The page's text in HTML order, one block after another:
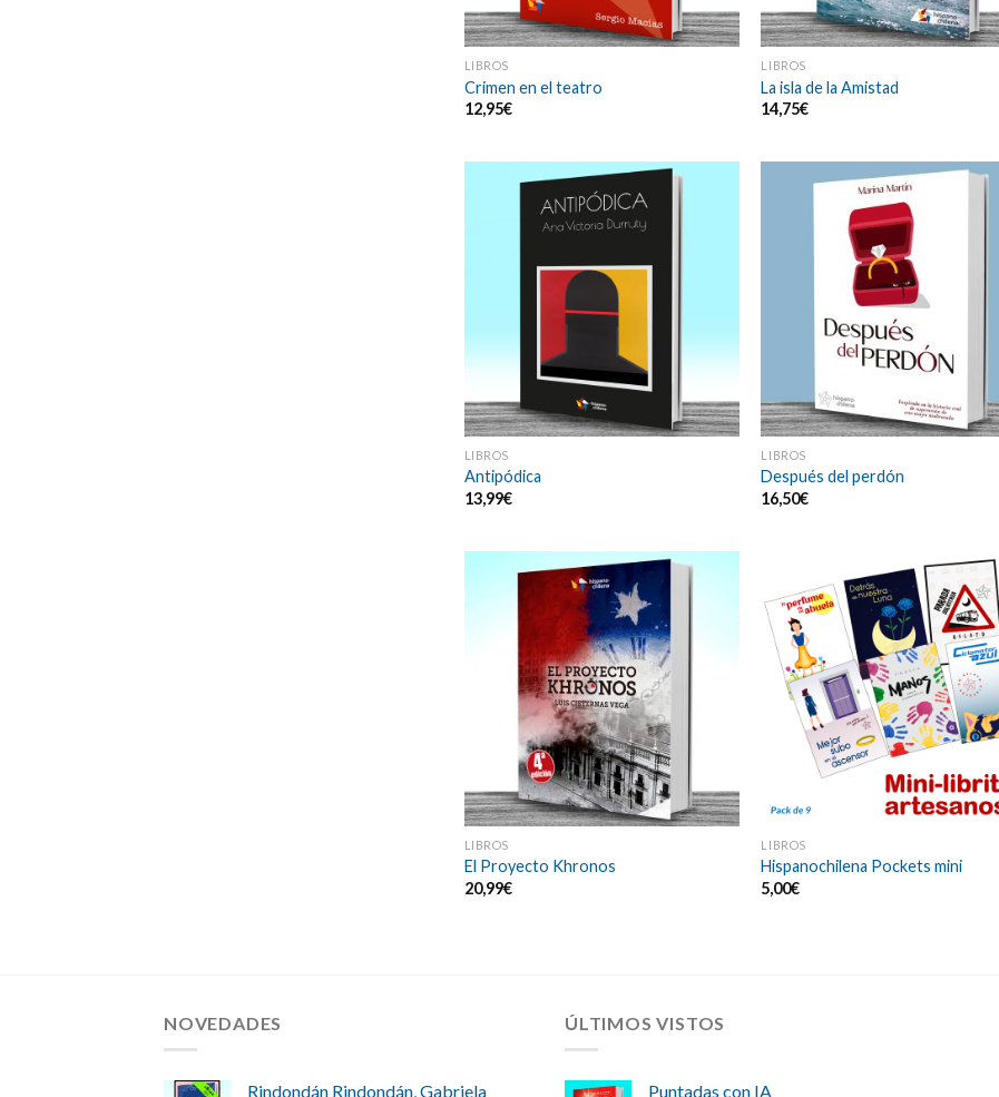
LIBROS
Crimen en el teatro
12,95€
LIBROS
La isla de la Amistad
14,75€
LIBROS
Antipódica
13,99€
LIBROS
Después del perdón
16,50€
LIBROS
El Proyecto Khronos
20,99€
LIBROS
Hispanochilena Pockets mini
5,00€
NOVEDADES
Rindondán Rindondán, Gabriela
ÚLTIMOS VISTOS
Puntadas con IA